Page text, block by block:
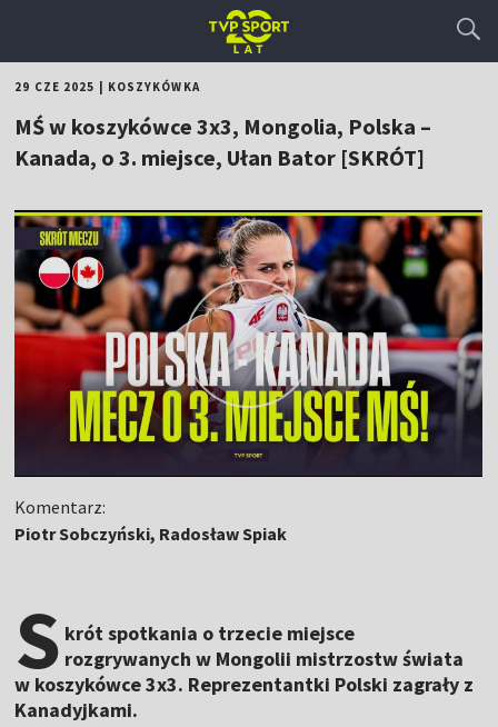
29 CZE 2025 KOSZYKÓWKA
MŚ w koszykówce 3x3, Mongolia, Polska –
Kanada, o 3. miejsce, Ułan Bator [SKRÓT]
Komentarz:
Piotr Sobczyński, Radosław Spiak
S krót spotkania o trzecie miejsce
rozgrywanych w Mongolii mistrzostw świata
w koszykówce 3x3. Reprezentantki Polski zagrały z
Kanadyjkami.